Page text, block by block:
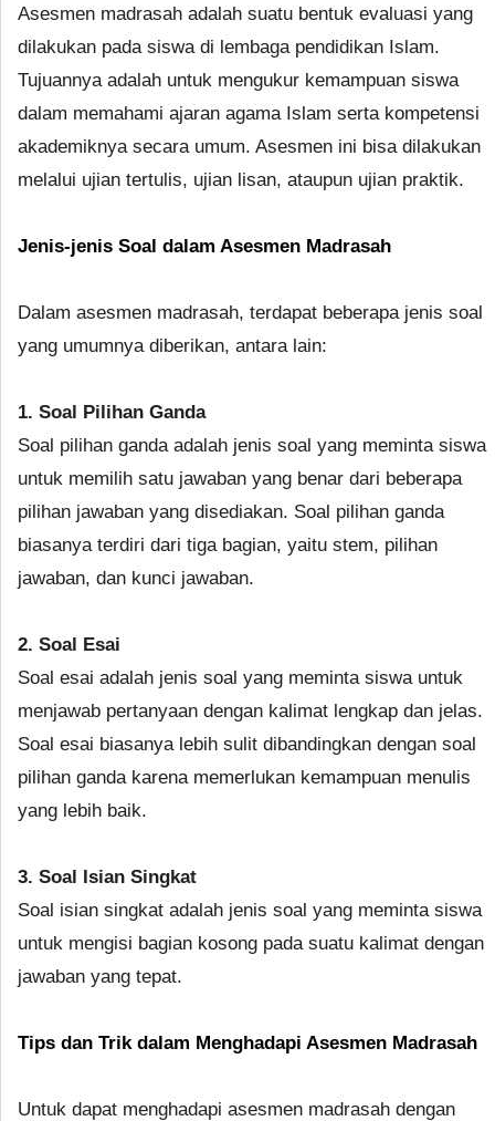
Asesmen madrasah adalah suatu bentuk evaluasi yang
dilakukan pada siswa di lembaga pendidikan Islam.
Tujuannya adalah untuk mengukur kemampuan siswa
dalam memahami ajaran agama Islam serta kompetensi
akademiknya secara umum. Asesmen ini bisa dilakukan
melalui ujian tertulis, ujian lisan, ataupun ujian praktik.
Jenis-jenis Soal dalam Asesmen Madrasah
Dalam asesmen madrasah, terdapat beberapa jenis soal
yang umumnya diberikan, antara lain:
1. Soal Pilihan Ganda
Soal pilihan ganda adalah jenis soal yang meminta siswa
untuk memilih satu jawaban yang benar dari beberapa
pilihan jawaban yang disediakan. Soal pilihan ganda
biasanya terdiri dari tiga bagian, yaitu stem, pilihan
jawaban, dan kunci jawaban.
2. Soal Esai
Soal esai adalah jenis soal yang meminta siswa untuk
menjawab pertanyaan dengan kalimat lengkap dan jelas.
Soal esai biasanya lebih sulit dibandingkan dengan soal
pilihan ganda karena memerlukan kemampuan menulis
yang lebih baik.
3. Soal Isian Singkat
Soal isian singkat adalah jenis soal yang meminta siswa
untuk mengisi bagian kosong pada suatu kalimat dengan
jawaban yang tepat.
Tips dan Trik dalam Menghadapi Asesmen Madrasah
Untuk dapat menghadapi asesmen madrasah dengan